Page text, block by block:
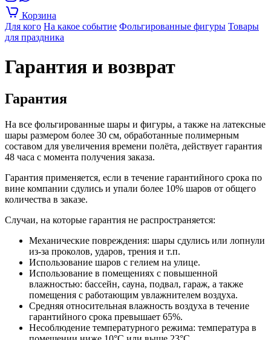
Корзина
Для кого На какое событие Фольгированные фигуры Товары
для праздника
Гарантия и возврат
Гарантия
На все фольгированные шары и фигуры, а также на латексные
шары размером более 30 см, обработанные полимерным
составом для увеличения времени полёта, действует гарантия
48 часа с момента получения заказа.
Гарантия применяется, если в течение гарантийного срока по
вине компании сдулись и упали более 10% шаров от общего
количества в заказе.
Случаи, на которые гарантия не распространяется:
Механические повреждения: шары сдулись или лопнули
из-за проколов, ударов, трения и т.п.
Использование шаров с гелием на улице.
Использование в помещениях с повышенной
влажностью: бассейн, сауна, подвал, гараж, а также
помещения с работающим увлажнителем воздуха.
Средняя относительная влажность воздуха в течение
гарантийного срока превышает 65%.
Несоблюдение температурного режима: температура в